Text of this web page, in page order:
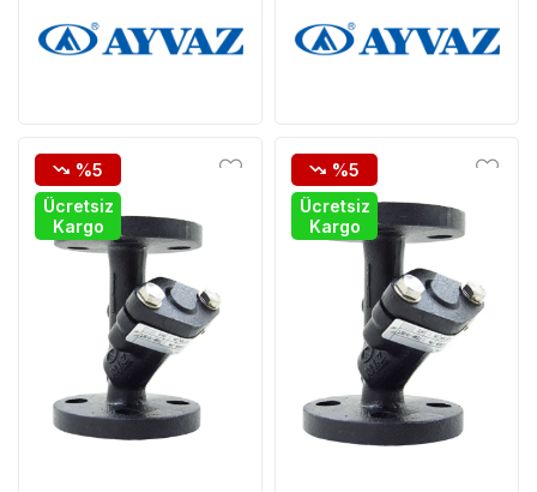
%5
Ücretsiz
Kargo
%5
Ücretsiz
Kargo